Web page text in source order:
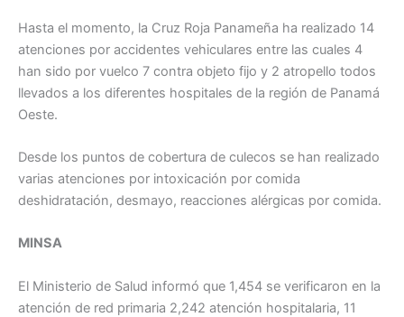
Hasta el momento, la Cruz Roja Panameña ha realizado 14
atenciones por accidentes vehiculares entre las cuales 4
han sido por vuelco 7 contra objeto fijo y 2 atropello todos
llevados a los diferentes hospitales de la región de Panamá
Oeste.
Desde los puntos de cobertura de culecos se han realizado
varias atenciones por intoxicación por comida
deshidratación, desmayo, reacciones alérgicas por comida.
MINSA
El Ministerio de Salud informó que 1,454 se verificaron en la
atención de red primaria 2,242 atención hospitalaria, 11